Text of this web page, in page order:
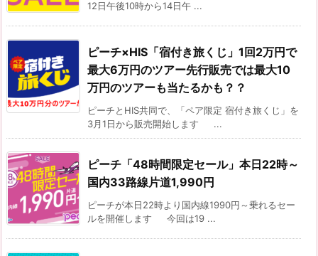
12日午後10時から14日午 ...
ピーチ×HIS「宿付き旅くじ」1回2万円で
最大6万円のツアー先行販売では最大10
万円のツアーも当たるかも？？
ピーチとHIS共同で、「ペア限定 宿付き旅くじ」を
3月1日から販売開始します ...
ピーチ「48時間限定セール」本日22時～
国内33路線片道1,990円
ピーチが本日22時より国内線1990円～乗れるセー
ルを開催します 今回は19 ...